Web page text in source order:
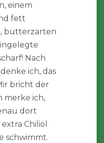
einem
fett
butterzarten
Nach
ich, das
bricht der
merke ich,
dort
Chiliöl
schwimmt.